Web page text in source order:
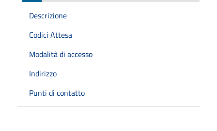
Descrizione
Codici Attesa
Modalità di accesso
Indirizzo
Punti di contatto